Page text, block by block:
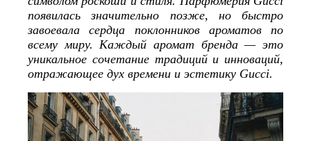
появилась значительно позже, но быстро
завоевала сердца поклонников ароматов по
всему миру. Каждый аромат бренда — это
уникальное сочетание традиций и инноваций,
отражающее дух времени и эстетику Gucci.